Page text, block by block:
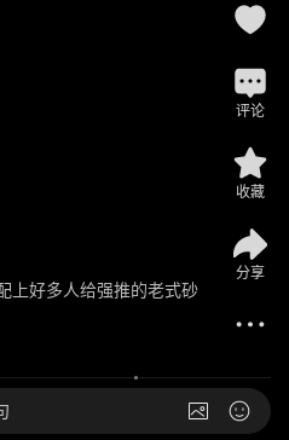
上好多人给强推的老式砂
评论
收藏
分享